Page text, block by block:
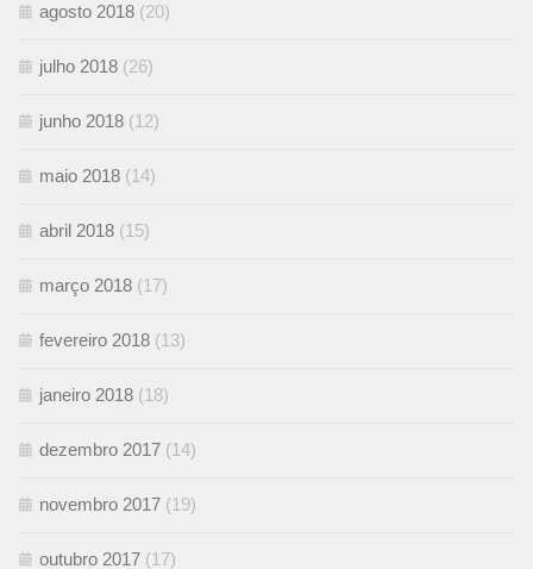
agosto 2018 (20)
julho 2018 (26)
junho 2018 (12)
maio 2018 (14)
abril 2018 (15)
março 2018 (17)
fevereiro 2018 (13)
janeiro 2018 (18)
dezembro 2017 (14)
novembro 2017 (19)
outubro 2017 (17)